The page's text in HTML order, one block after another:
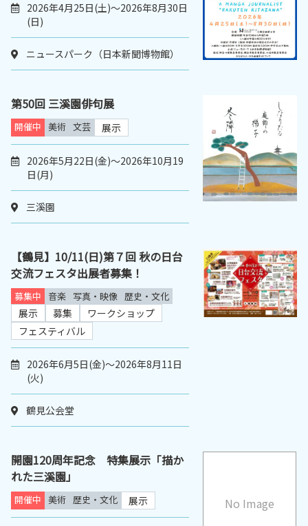
2026年4月25日(土)～2026年8月30日
(日)
ニュースパーク（日本新聞博物館）
第50回 三溪園俳句展
開催中 美術 文芸 展示
2026年5月22日(金)～2026年10月19
日(月)
三溪園
【鶴見】10/11(日)第７回 秋の日台
交流フェスタ出展者募集！
募集中 音楽 写真・映像 歴史・文化
展示 募集
ワークショップ
フェスティバル
2026年6月5日(金)～2026年8月11日
(火)
鶴見公会堂
No Image
開園120周年記念 特集展示「描か
れた三溪園」
開催中 美術 歴史・文化 展示